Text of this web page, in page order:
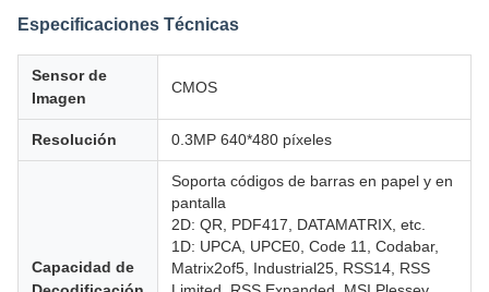
Especificaciones Técnicas
Sensor de
Imagen
CMOS
Resolución 0.3MP 640*480 píxeles
Capacidad de
Soporta códigos de barras en papel y en
pantalla
2D: QR, PDF417, DATAMATRIX, etc.
1D: UPCA, UPCE0, Code 11, Codabar,
Matrix2of5, Industrial25, RSS14, RSS